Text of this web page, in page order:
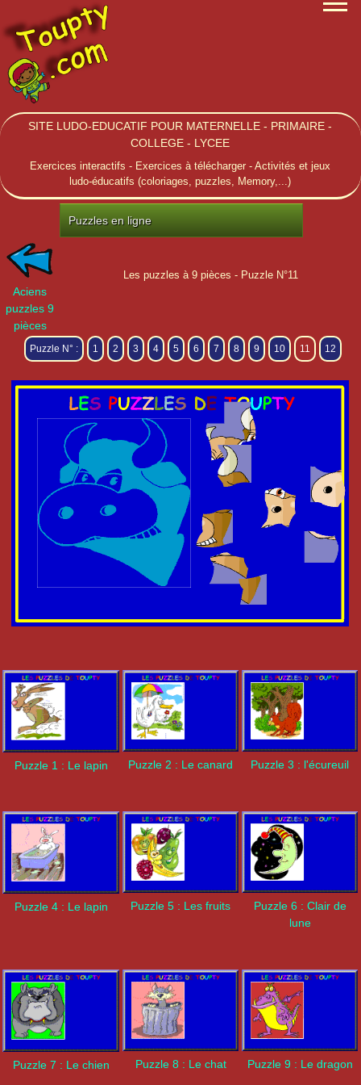
SITE LUDO-EDUCATIF POUR MATERNELLE - PRIMAIRE -
COLLEGE - LYCEE
Exercices interactifs - Exercices à télécharger - Activités et jeux
ludo-éducatifs (coloriages, puzzles, Memory,...)
Puzzles en ligne
Aciens
puzzles 9
pièces
Les puzzles à 9 pièces - Puzzle N°11
12
11
10
9
8
7
6
5
4
3
2
1
Puzzle N° :
Puzzle 1 : Le lapin Puzzle 2 : Le canard Puzzle 3 : l'écureuil
Puzzle 4 : Le lapin Puzzle 5 : Les fruits
Puzzle 6 : Clair de
lune
Puzzle 7 : Le chien Puzzle 8 : Le chat Puzzle 9 : Le dragon